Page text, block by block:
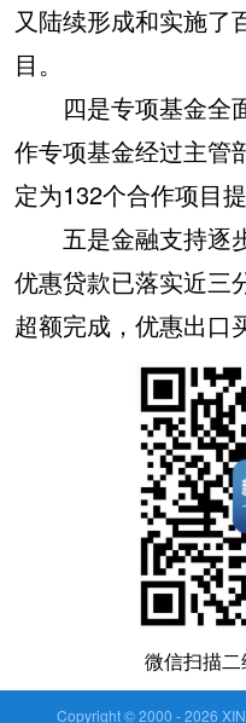
又陆续形成和实施了
目。
四是专项基金全
作专项基金经过主管
定为132个合作项目提
五是金融支持逐
优惠贷款已落实近三
超额完成，优惠出口
微信扫描
Copyright © 2000 -2026